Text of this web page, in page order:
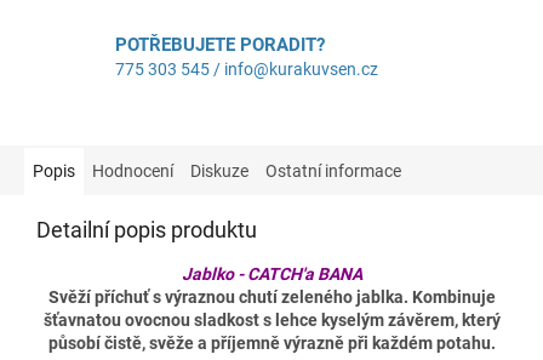
POTŘEBUJETE PORADIT?
775 303 545 / info@kurakuvsen.cz
Popis Hodnocení Diskuze Ostatní informace
Detailní popis produktu
Jablko - CATCH'a BANA
Svěží příchuť s výraznou chutí zeleného jablka. Kombinuje
šťavnatou ovocnou sladkost s lehce kyselým závěrem, který
působí čistě, svěže a příjemně výrazně při každém potahu.